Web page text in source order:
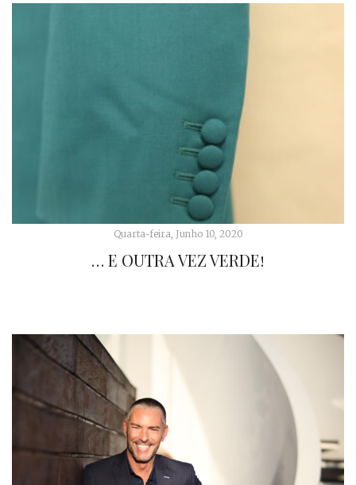
Quarta-feira, Junho 10, 2020
… E OUTRA VEZ VERDE!